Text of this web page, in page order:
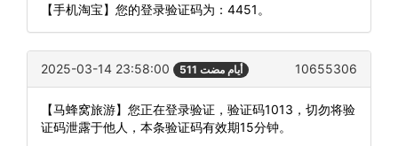
【手机淘宝】您的登录验证码为：4451。
2025-03-14 23:58:00 511 أيام مضت 10655306
【马蜂窝旅游】您正在登录验证，验证码1013，切勿将验
证码泄露于他人，本条验证码有效期15分钟。